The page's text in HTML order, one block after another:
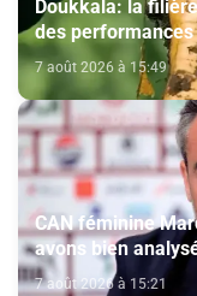
Doukkala: la
des
agricole 2025-
7 août 2026 à 15:49
CAN féminine
avons bien
chercher la
7 août 2026 à 15:21